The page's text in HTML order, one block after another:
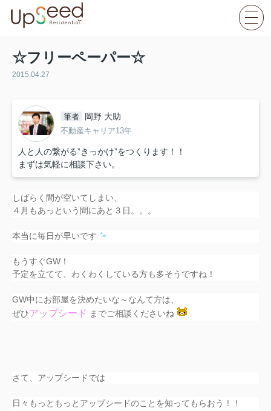
☆フリーペーパー☆
2015.04.27
筆者 岡野 大助
不動産キャリア13年
人と人の繋がる”きっかけ”をつくります！！
まずは気軽に相談下さい。
しばらく間が空いてしまい、
４月もあっという間にあと３日。。。
本当に毎日が早いです
もうすぐGW！
予定を立てて、わくわくしている方も多そうですね！
GW中にお部屋を決めたいな～なんて方は、
ぜひアップシード までご相談くださいね
さて、アップシードでは
日々もっともっとアップシードのことを知ってもらおう！！